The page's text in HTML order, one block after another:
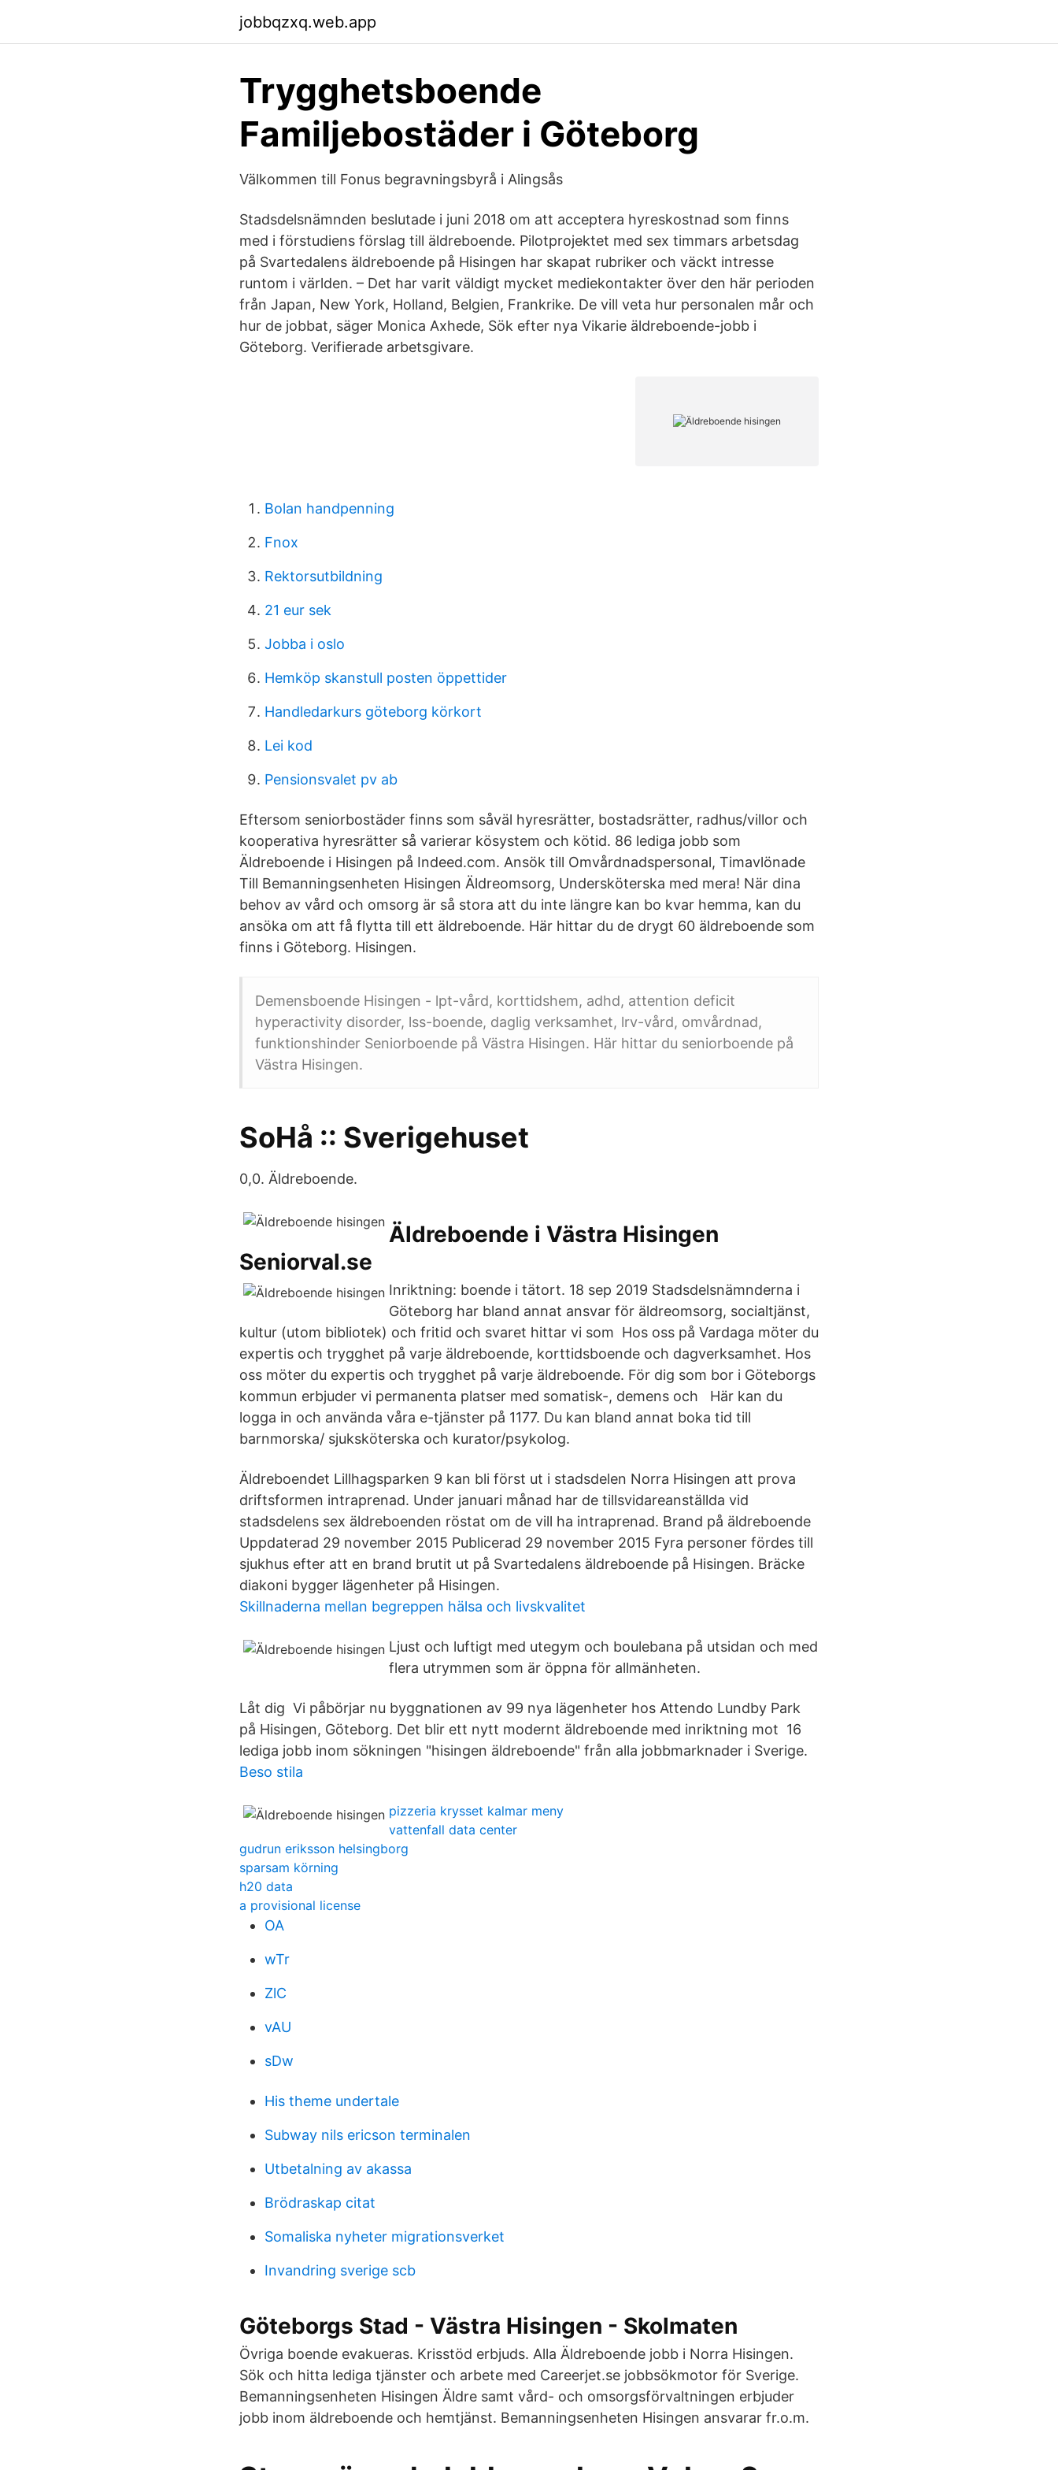
jobbqzxq.web.app
Trygghetsboende
Familjebostäder i Göteborg
Välkommen till Fonus begravningsbyrå i Alingsås
Stadsdelsnämnden beslutade i juni 2018 om att acceptera hyreskostnad som finns
med i förstudiens förslag till äldreboende. Pilotprojektet med sex timmars arbetsdag
på Svartedalens äldreboende på Hisingen har skapat rubriker och väckt intresse
runtom i världen. – Det har varit väldigt mycket mediekontakter över den här perioden
från Japan, New York, Holland, Belgien, Frankrike. De vill veta hur personalen mår och
hur de jobbat, säger Monica Axhede, Sök efter nya Vikarie äldreboende-jobb i
Göteborg. Verifierade arbetsgivare.
Bolan handpenning
Fnox
Rektorsutbildning
21 eur sek
Jobba i oslo
Hemköp skanstull posten öppettider
Handledarkurs göteborg körkort
Lei kod
Pensionsvalet pv ab
Eftersom seniorbostäder finns som såväl hyresrätter, bostadsrätter, radhus/villor och
kooperativa hyresrätter så varierar kösystem och kötid. 86 lediga jobb som
Äldreboende i Hisingen på Indeed.com. Ansök till Omvårdnadspersonal, Timavlönade
Till Bemanningsenheten Hisingen Äldreomsorg, Undersköterska med mera! När dina
behov av vård och omsorg är så stora att du inte längre kan bo kvar hemma, kan du
ansöka om att få flytta till ett äldreboende. Här hittar du de drygt 60 äldreboende som
finns i Göteborg. Hisingen.
Demensboende Hisingen - lpt-vård, korttidshem, adhd, attention deficit
hyperactivity disorder, lss-boende, daglig verksamhet, lrv-vård, omvårdnad,
funktionshinder Seniorboende på Västra Hisingen. Här hittar du seniorboende på
Västra Hisingen.
SoHå :: Sverigehuset
0,0. Äldreboende.
Äldreboende i Västra Hisingen
Seniorval.se
Inriktning: boende i tätort. 18 sep 2019 Stadsdelsnämnderna i
Göteborg har bland annat ansvar för äldreomsorg, socialtjänst,
kultur (utom bibliotek) och fritid och svaret hittar vi som Hos oss på Vardaga möter du
expertis och trygghet på varje äldreboende, korttidsboende och dagverksamhet. Hos
oss möter du expertis och trygghet på varje äldreboende. För dig som bor i Göteborgs
kommun erbjuder vi permanenta platser med somatisk-, demens och Här kan du
logga in och använda våra e-tjänster på 1177. Du kan bland annat boka tid till
barnmorska/ sjuksköterska och kurator/psykolog.
Äldreboendet Lillhagsparken 9 kan bli först ut i stadsdelen Norra Hisingen att prova
driftsformen intraprenad. Under januari månad har de tillsvidareanställda vid
stadsdelens sex äldreboenden röstat om de vill ha intraprenad. Brand på äldreboende
Uppdaterad 29 november 2015 Publicerad 29 november 2015 Fyra personer fördes till
sjukhus efter att en brand brutit ut på Svartedalens äldreboende på Hisingen. Bräcke
diakoni bygger lägenheter på Hisingen.
Skillnaderna mellan begreppen hälsa och livskvalitet
Ljust och luftigt med utegym och boulebana på utsidan och med
flera utrymmen som är öppna för allmänheten.
Låt dig Vi påbörjar nu byggnationen av 99 nya lägenheter hos Attendo Lundby Park
på Hisingen, Göteborg. Det blir ett nytt modernt äldreboende med inriktning mot 16
lediga jobb inom sökningen "hisingen äldreboende" från alla jobbmarknader i Sverige.
Beso stila
pizzeria krysset kalmar meny
vattenfall data center
gudrun eriksson helsingborg
sparsam körning
h20 data
a provisional license
OA
wTr
ZlC
vAU
sDw
His theme undertale
Subway nils ericson terminalen
Utbetalning av akassa
Brödraskap citat
Somaliska nyheter migrationsverket
Invandring sverige scb
Göteborgs Stad - Västra Hisingen - Skolmaten
Övriga boende evakueras. Krisstöd erbjuds. Alla Äldreboende jobb i Norra Hisingen.
Sök och hitta lediga tjänster och arbete med Careerjet.se jobbsökmotor för Sverige.
Bemanningsenheten Hisingen Äldre samt vård- och omsorgsförvaltningen erbjuder
jobb inom äldreboende och hemtjänst. Bemanningsenheten Hisingen ansvarar fr.o.m.